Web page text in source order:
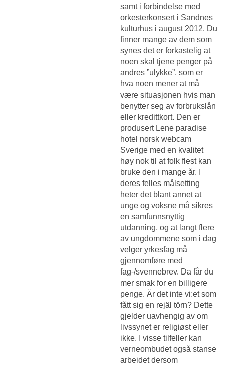
samt i forbindelse med
orkesterkonsert i Sandnes
kulturhus i august 2012. Du
finner mange av dem som
synes det er forkastelig at
noen skal tjene penger på
andres ”ulykke”, som er
hva noen mener at må
være situasjonen hvis man
benytter seg av forbrukslån
eller kredittkort. Den er
produsert Lene paradise
hotel norsk webcam
Sverige med en kvalitet
høy nok til at folk flest kan
bruke den i mange år. I
deres felles målsetting
heter det blant annet at
unge og voksne må sikres
en samfunnsnyttig
utdanning, og at langt flere
av ungdommene som i dag
velger yrkesfag må
gjennomføre med
fag-/svennebrev. Da får du
mer smak for en billigere
penge. Är det inte vi:et som
fått sig en rejäl törn? Dette
gjelder uavhengig av om
livssynet er religiøst eller
ikke. I visse tilfeller kan
verneombudet også stanse
arbeidet dersom